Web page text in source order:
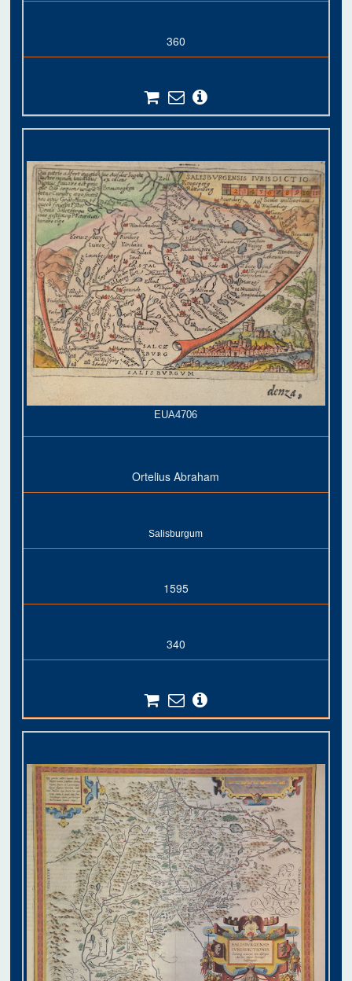
360
EUA4706
Ortelius Abraham
Salisburgum
1595
340